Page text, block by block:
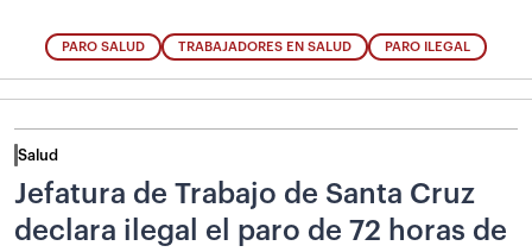
PARO SALUD TRABAJADORES EN SALUD PARO ILEGAL
Salud
Jefatura de Trabajo de Santa Cruz
declara ilegal el paro de 72 horas de